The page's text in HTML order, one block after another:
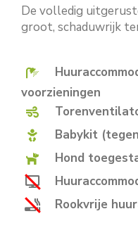
De volledig
groot, schaduwrijk
voorzieningen
Babykit
Hond
Rookvrije